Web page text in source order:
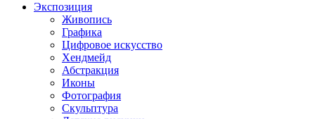
Экспозиция
Живопись
Графика
Цифровое искусство
Хендмейд
Абстракция
Иконы
Фотография
Скульптура